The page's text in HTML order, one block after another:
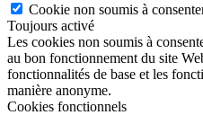
Cookie non soumis à
Toujours activé
Les cookies non soumis à
au bon fonctionnement du site
fonctionnalités de base et les
manière anonyme.
Cookies fonctionnels